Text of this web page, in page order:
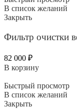
В список желаний
Закрыть
Фильтр очистки
82 000 ₽
В корзину
Быстрый просмотр
В список желаний
Закрыть